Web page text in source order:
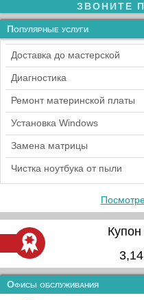
ЗВОНИТЕ
Популярные услуги
Доставка до мастерской
Диагностика
Ремонт материнской платы
Установка Windows
Замена матрицы
Чистка ноутбука от пыли
Купон
Офисы обслуживания